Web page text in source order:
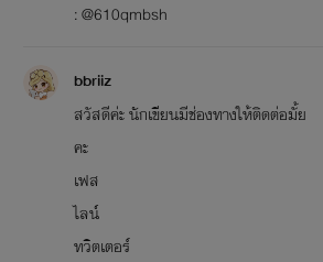
: @610qmbsh
bbriiz
สวัสดีค่ะ นักเขียนมีช่องทางให้ติดต่อมั้ย
คะ
เฟส
ไลน์
ทวิตเตอร์